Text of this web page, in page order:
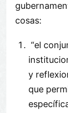
cosas:
“el
y
que